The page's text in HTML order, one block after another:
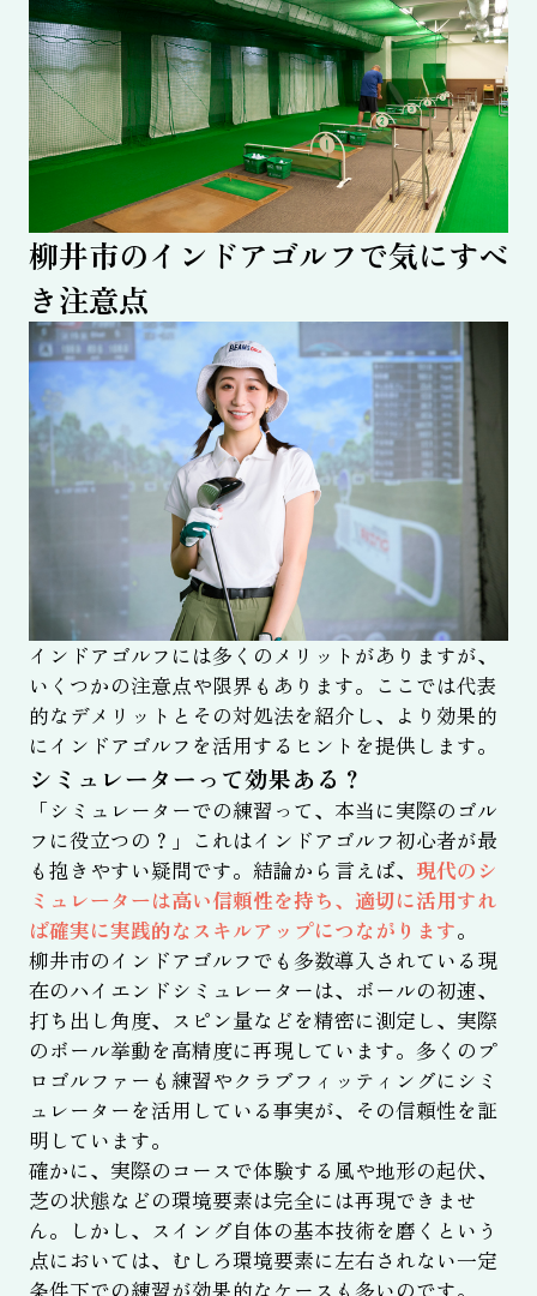
柳井市のインドアゴルフで気にすべ
き注意点
インドアゴルフには多くのメリットがありますが、
いくつかの注意点や限界もあります。ここでは代表
的なデメリットとその対処法を紹介し、より効果的
にインドアゴルフを活用するヒントを提供します。
シミュレーターって効果ある？
「シミュレーターでの練習って、本当に実際のゴル
フに役立つの？」これはインドアゴルフ初心者が最
も抱きやすい疑問です。結論から言えば、 現代のシ
ミュレーターは高い信頼性を持ち、適切に活用すれ
ば確実に実践的なスキルアップにつながります。
柳井市のインドアゴルフでも多数導入されている現
在のハイエンドシミュレーターは、ボールの初速、
打ち出し角度、スピン量などを精密に測定し、実際
のボール挙動を高精度に再現しています。多くのプ
ロゴルファーも練習やクラブフィッティングにシミ
ュレーターを活用している事実が、その信頼性を証
明しています。
確かに、実際のコースで体験する風や地形の起伏、
芝の状態などの環境要素は完全には再現できませ
ん。しかし、スイング自体の基本技術を磨くという
点においては、むしろ環境要素に左右されない一定